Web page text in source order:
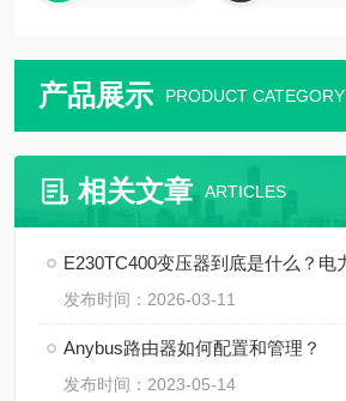
产品展示 PRODUCT CATEGORY
相关文章 ARTICLES
发布时间：2026-03-11
Anybus路由器如何配置和管理？
发布时间：2023-05-14